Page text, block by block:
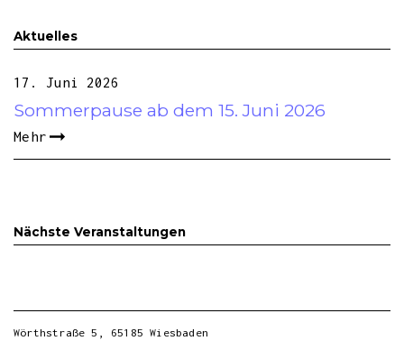
Aktuelles
17. Juni 2026
Sommerpause ab dem 15. Juni 2026
Mehr
Nächste Veranstaltungen
Wörthstraße 5, 65185 Wiesbaden